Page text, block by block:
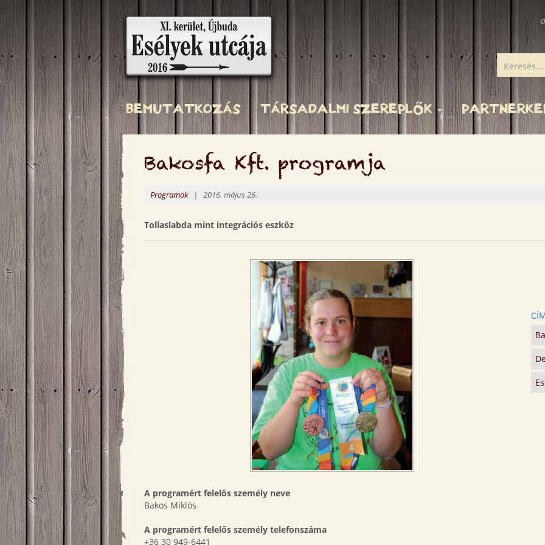
a
tartalomra
Esélyek
utcája
BEMUTATKOZÁS TÁRSADALMI SZEREPLŐK
Bakosfa Kft. programja
Programok| 2016. május 26.
Tollaslabda mint integrációs eszköz
A programért felelős személy neve
Bakos Miklós
A programért felelős személy telefonszáma
+36 30 949-6441